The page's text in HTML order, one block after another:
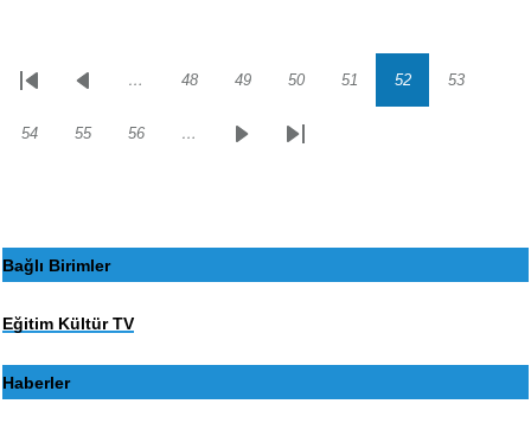
Sayfalama
İlk
Önceki… Sayfa
48 Sayfa
49 Sayfa
50 Sayfa
51 Sayfa
52 Sayfa
53
Sayfa
54 Sayfa
55 Sayfa
56 …
SonrakiSon
Bağlı Birimler
Eğitim Kültür TV
Haberler